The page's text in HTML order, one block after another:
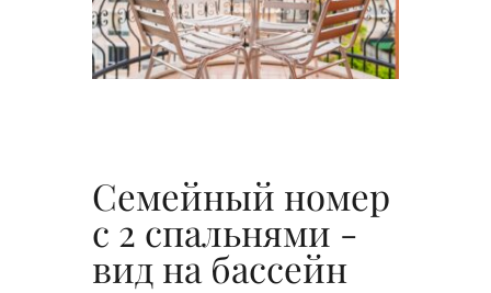
Семейный номер
с 2 спальнями -
вид на бассейн